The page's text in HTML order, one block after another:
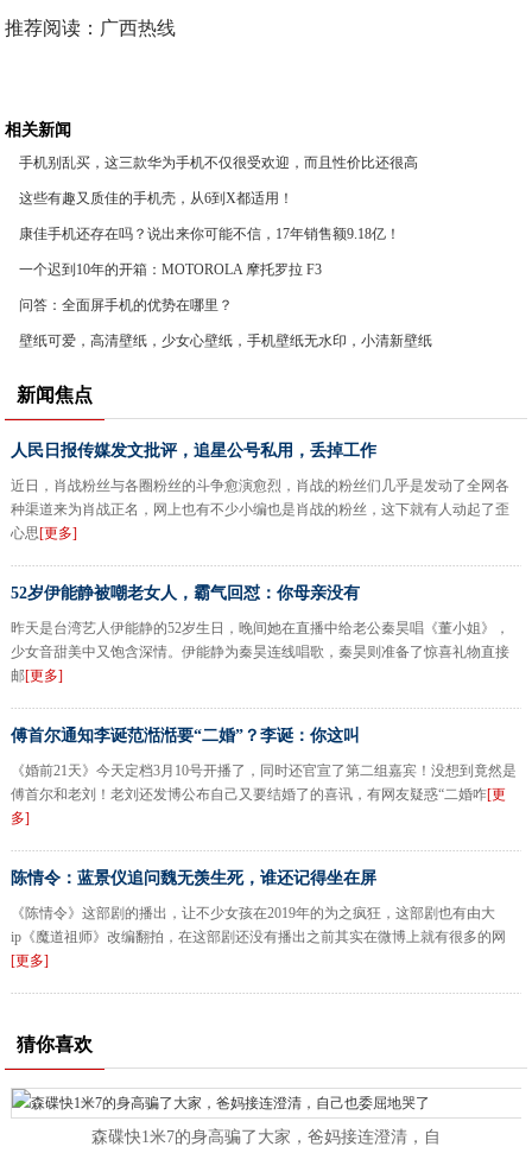
推荐阅读： 广西热线
相关新闻
手机别乱买，这三款华为手机不仅很受欢迎，而且性价比还很高
这些有趣又质佳的手机壳，从6到X都适用！
康佳手机还存在吗？说出来你可能不信，17年销售额9.18亿！
一个迟到10年的开箱：MOTOROLA 摩托罗拉 F3
问答：全面屏手机的优势在哪里？
壁纸可爱，高清壁纸，少女心壁纸，手机壁纸无水印，小清新壁纸
新闻焦点
人民日报传媒发文批评，追星公号私用，丢掉工作
近日，肖战粉丝与各圈粉丝的斗争愈演愈烈，肖战的粉丝们几乎是发动了全网各
种渠道来为肖战正名，网上也有不少小编也是肖战的粉丝，这下就有人动起了歪
心思[更多]
52岁伊能静被嘲老女人，霸气回怼：你母亲没有
昨天是台湾艺人伊能静的52岁生日，晚间她在直播中给老公秦昊唱《董小姐》，
少女音甜美中又饱含深情。伊能静为秦昊连线唱歌，秦昊则准备了惊喜礼物直接
邮[更多]
傅首尔通知李诞范湉湉要“二婚”？李诞：你这叫
《婚前21天》今天定档3月10号开播了，同时还官宣了第二组嘉宾！没想到竟然是
傅首尔和老刘！老刘还发博公布自己又要结婚了的喜讯，有网友疑惑“二婚咋[更
多]
陈情令：蓝景仪追问魏无羡生死，谁还记得坐在屏
《陈情令》这部剧的播出，让不少女孩在2019年的为之疯狂，这部剧也有由大
ip《魔道祖师》改编翻拍，在这部剧还没有播出之前其实在微博上就有很多的网
[更多]
猜你喜欢
森碟快1米7的身高骗了大家，爸妈接连澄清，自